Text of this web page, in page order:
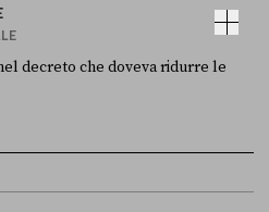
decreto che doveva ridurre le